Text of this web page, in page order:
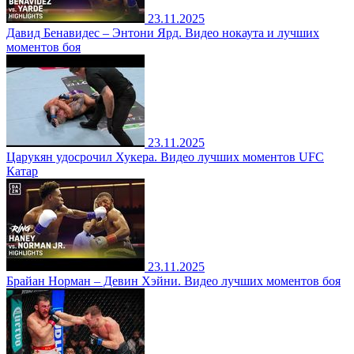
23.11.2025
Давид Бенавидес – Энтони Ярд. Видео нокаута и лучших
моментов боя
23.11.2025
Царукян удосрочил Хукера. Видео лучших моментов UFC
Катар
23.11.2025
Брайан Норман – Девин Хэйни. Видео лучших моментов боя